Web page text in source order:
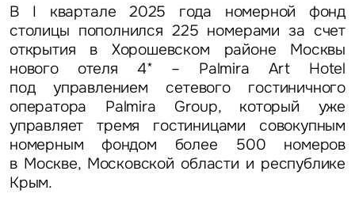
В I квартале 2025 года номерной фонд
столицы пополнился 225 номерами за счет
открытия в Хорошевском районе Москвы
нового отеля 4* – Palmira Art Hotel
под управлением сетевого гостиничного
оператора Palmira Group, который уже
управляет тремя гостиницами совокупным
номерным фондом более 500 номеров
в Москве, Московской области и республике
Крым.